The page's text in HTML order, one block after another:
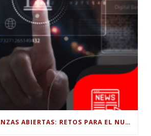
FINTECH Y FINANZAS ABIERTAS: RETOS PARA EL NUEVO GOBIERNO COLOMBIANO